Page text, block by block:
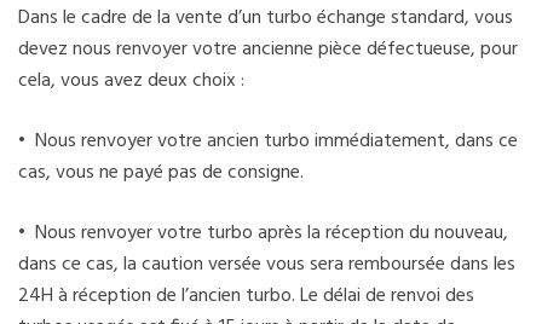
Dans le cadre de la vente d’un turbo échange standard, vous
devez nous renvoyer votre ancienne pièce défectueuse, pour
cela, vous avez deux choix :
• Nous renvoyer votre ancien turbo immédiatement, dans ce
cas, vous ne payé pas de consigne.
• Nous renvoyer votre turbo après la réception du nouveau,
dans ce cas, la caution versée vous sera remboursée dans les
24H à réception de l’ancien turbo. Le délai de renvoi des